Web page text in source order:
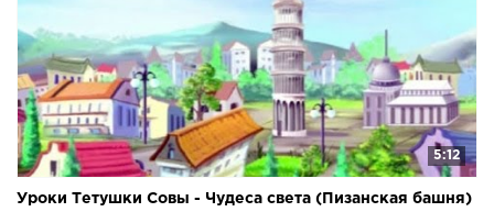
5:12
Уроки Тетушки Совы - Чудеса света (Пизанская башня)